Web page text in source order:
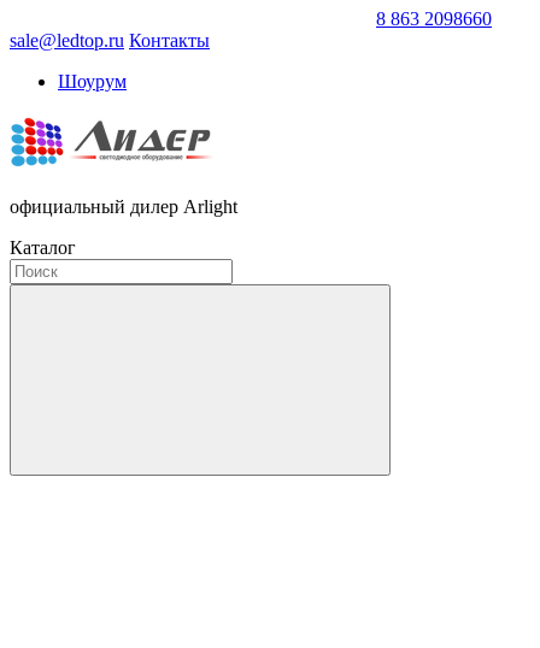
8 863 2098660
sale@ledtop.ru Контакты
Шоурум
официальный дилер Arlight
Каталог